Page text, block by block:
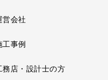
営会社
工事例
務店・設計士の方